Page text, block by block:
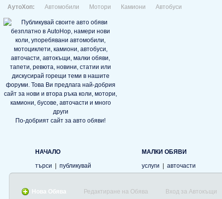
АутоХоп: Автомобили Мотори Камиони Автобуси
По-добрият сайт за авто обяви!
НАЧАЛО
търси
публикувай
МАЛКИ ОБЯВИ
услуги
авточасти
Нова Обява Редактиране на Обява Вход за Автокъщи